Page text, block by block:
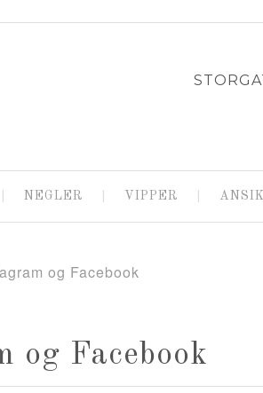
NEGLER VIPPER
og Facebook
og Facebook